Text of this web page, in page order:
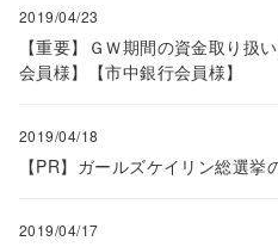
2019/04/23
【重要】ＧＷ期間の資金取り扱
会員様】【市中銀行会員様】
2019/04/18
【PR】ガールズケイリン総選挙
2019/04/17